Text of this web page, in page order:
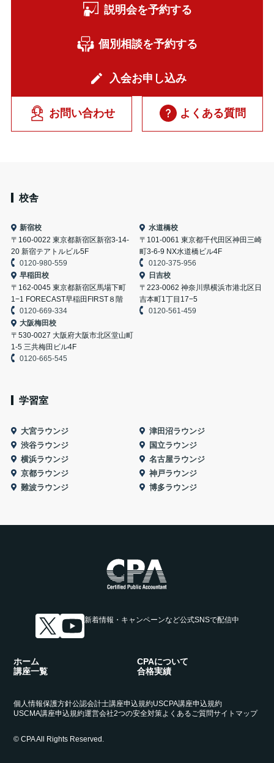
説明会を予約する
個別相談を予約する
入会お申し込み
お問い合わせ よくある質問
校舎
新宿校
〒160-0022 東京都新宿区新宿3-14-
20 新宿テアトルビル5F
0120-980-559
水道橋校
〒101-0061 東京都千代田区神田三崎
町3-6-9 NX水道橋ビル4F
0120-375-956
早稲田校
〒162-0045 東京都新宿区馬場下町
1−1 FORECAST早稲田FIRST８階
0120-669-334
日吉校
〒223-0062 神奈川県横浜市港北区日
吉本町1丁目17−5
0120-561-459
大阪梅田校
〒530-0027 大阪府大阪市北区堂山町
1-5 三共梅田ビル4F
0120-665-545
学習室
大宮ラウンジ
津田沼ラウンジ
渋谷ラウンジ
国立ラウンジ
横浜ラウンジ
名古屋ラウンジ
京都ラウンジ
神戸ラウンジ
難波ラウンジ
博多ラウンジ
新着情報・キャンペーンなど公式SNSで配信中
ホーム
CPAについて
講座一覧
合格実績
個人情報保護方針公認会計士講座申込規約USCPA講座申込規約
USCMA講座申込規約運営会社2つの安全対策よくあるご質問サイトマップ
© CPA All Rights Reserved.